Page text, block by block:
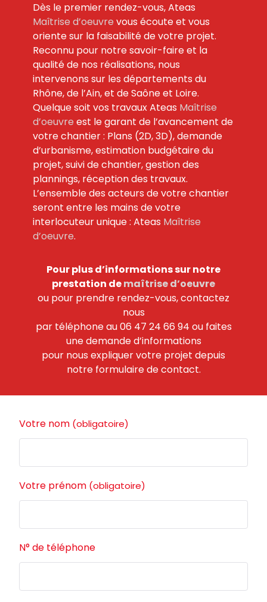
Dès le premier rendez-vous, Ateas
Maîtrise d’oeuvre vous écoute et vous
oriente sur la faisabilité de votre projet.
Reconnu pour notre savoir-faire et la
qualité de nos réalisations, nous
intervenons sur les départements du
Rhône, de l’Ain, et de Saône et Loire.
Quelque soit vos travaux Ateas Maîtrise
d’oeuvre est le garant de l’avancement de
votre chantier : Plans (2D, 3D), demande
d’urbanisme, estimation budgétaire du
projet, suivi de chantier, gestion des
plannings, réception des travaux.
L’ensemble des acteurs de votre chantier
seront entre les mains de votre
interlocuteur unique : Ateas Maîtrise
d’oeuvre.
Pour plus d’informations sur notre
prestation demaîtrise d’oeuvre
ou pour prendre rendez-vous, contactez
nous
par téléphone au 06 47 24 66 94 ou faites
une demande d’informations
pour nous expliquer votre projet depuis
notre formulaire de contact.
Votre nom (obligatoire)
Votre prénom (obligatoire)
N° de téléphone